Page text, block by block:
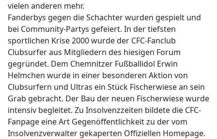
vielen anderen mehr.
Fanderbys gegen die Schachter wurden gespielt und
bei Community-Partys gefeiert. In der tiefsten
sportlichen Krise 2000 wurde der CFC-Fanclub
Clubsurfer aus Mitgliedern des hiesigen Forum
gegründet. Dem Chemnitzer Fußballidol Erwin
Helmchen wurde in einer besonderen Aktion von
Clubsurfern und Ultras ein Stück Fischerwiese an sein
Grab gebracht. Der Bau der neuen Fischerwiese wurde
intensiv begleitet. Zu Insolvenzzeiten bildete die CFC-
Fanpage eine Art Gegenöffentlichkeit zu der vom
Insolvenzverwalter gekaperten Offiziellen Homepage.